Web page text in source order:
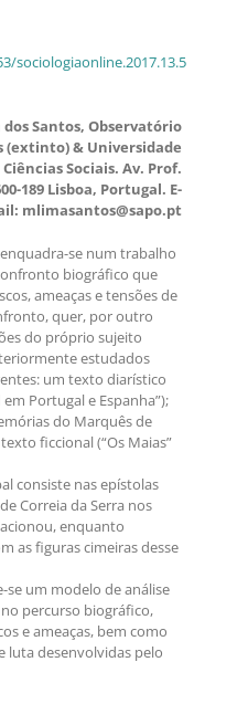
sociologiaonline.2017.13.5
Santos, Observatório
(extinto) & Universidade
Sociais. Av. Prof.
189 Lisboa, Portugal. E-
mlimasantos@sapo.pt
se num trabalho
biográfico que
ameaças e tensões de
quer, por outro
do próprio sujeito
estudados
um texto diarístico
Portugal e Espanha”);
do Marquês de
ficcional (“Os Maias”
consiste nas epístolas
Correia da Serra nos
enquanto
as figuras cimeiras desse
um modelo de análise
percurso biográfico,
e ameaças, bem como
luta desenvolvidas pelo